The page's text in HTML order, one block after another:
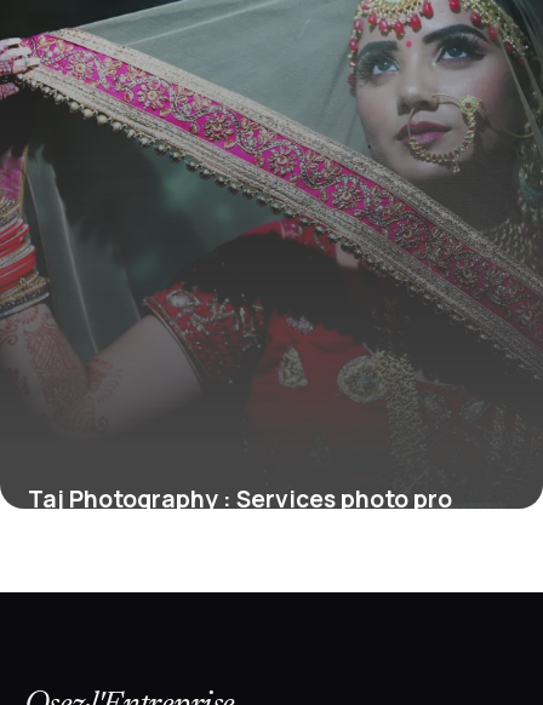
Taj Photography : Services photo pro